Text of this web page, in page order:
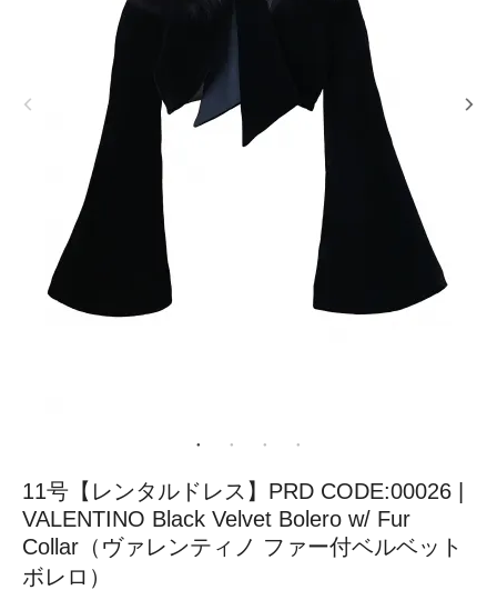
11号【レンタルドレス】PRD CODE:00026 |
VALENTINO Black Velvet Bolero w/ Fur
Collar（ヴァレンティノ ファー付ベルベット
ボレロ）